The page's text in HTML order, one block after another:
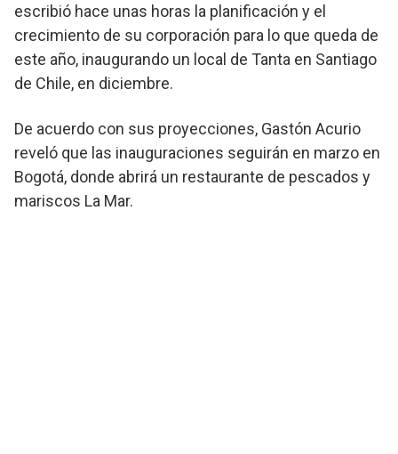
escribió hace unas horas la planificación y el
crecimiento de su corporación para lo que queda de
este año, inaugurando un local de Tanta en Santiago
de Chile, en diciembre.
De acuerdo con sus proyecciones, Gastón Acurio
reveló que las inauguraciones seguirán en marzo en
Bogotá, donde abrirá un restaurante de pescados y
mariscos La Mar.